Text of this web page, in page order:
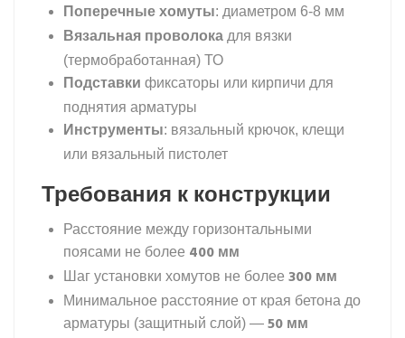
Поперечные хомуты: диаметром 6-8 мм
Вязальная проволока для вязки
(термобработанная) ТО
Подставки фиксаторы или кирпичи для
поднятия арматуры
Инструменты: вязальный крючок, клещи
или вязальный пистолет
Требования к конструкции
Расстояние между горизонтальными
поясами не более 400 мм
Шаг установки хомутов не более 300 мм
Минимальное расстояние от края бетона до
арматуры (защитный слой) — 50 мм